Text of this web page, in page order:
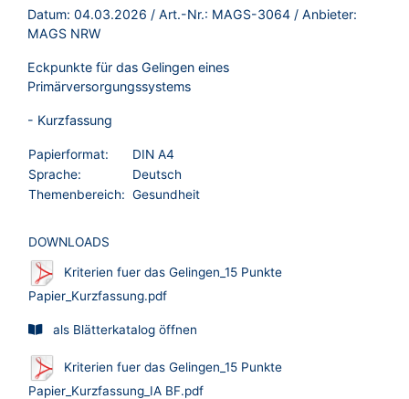
Datum: 04.03.2026 / Art.-Nr.: MAGS-3064 / Anbieter:
MAGS NRW
Eckpunkte für das Gelingen eines
Primärversorgungssystems
- Kurzfassung
Papierformat:
DIN A4
Sprache:
Deutsch
Themenbereich: Gesundheit
DOWNLOADS
Kriterien fuer das Gelingen_15 Punkte
Papier_Kurzfassung.pdf
als Blätterkatalog öffnen
Kriterien fuer das Gelingen_15 Punkte
Papier_Kurzfassung_IA BF.pdf